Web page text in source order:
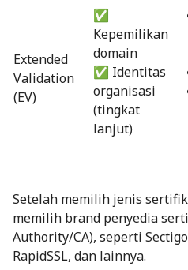
Extended
Validation
(EV)
✅
Kepemilikan
domain
✅ Identitas
organisasi
(tingkat
lanjut)
Setelah memilih jenis
memilih brand penyedia
Authority/CA), seperti
RapidSSL, dan lainnya.